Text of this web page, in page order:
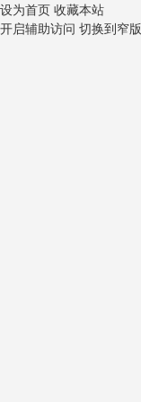
设为首页 收藏本站
开启辅助访问 切换到窄版